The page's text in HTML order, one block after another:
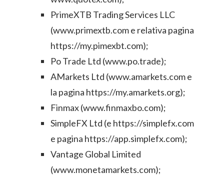
PrimeXTB Trading Services LLC
(www.primextb.com e relativa pagina
https://my.pimexbt.com);
Po Trade Ltd (www.po.trade);
AMarkets Ltd (www.amarkets.com e
la pagina https://my.amarkets.org);
Finmax (www.finmaxbo.com);
SimpleFX Ltd (e https://simplefx.com
e pagina https://app.simplefx.com);
Vantage Global Limited
(www.monetamarkets.com);